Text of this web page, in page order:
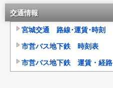
交通情報
宮城交通 路線･運賃･時刻
市営バス地下鉄 時刻表
市営バス地下鉄 運賃・経路